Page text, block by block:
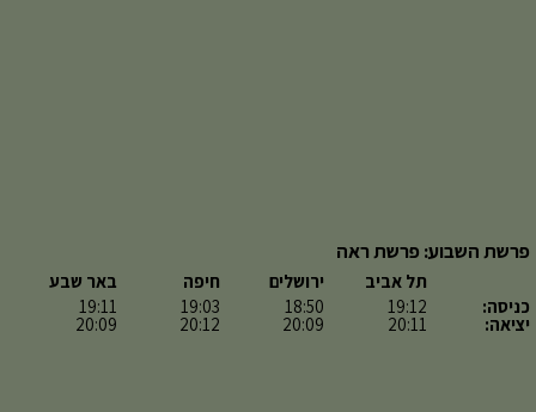
פרשת השבוע: פרשת ראה
כניסה:
יציאה:
תל אביב
19:12
20:11
ירושלים
18:50
20:09
חיפה
19:03
20:12
באר שבע
19:11
20:09